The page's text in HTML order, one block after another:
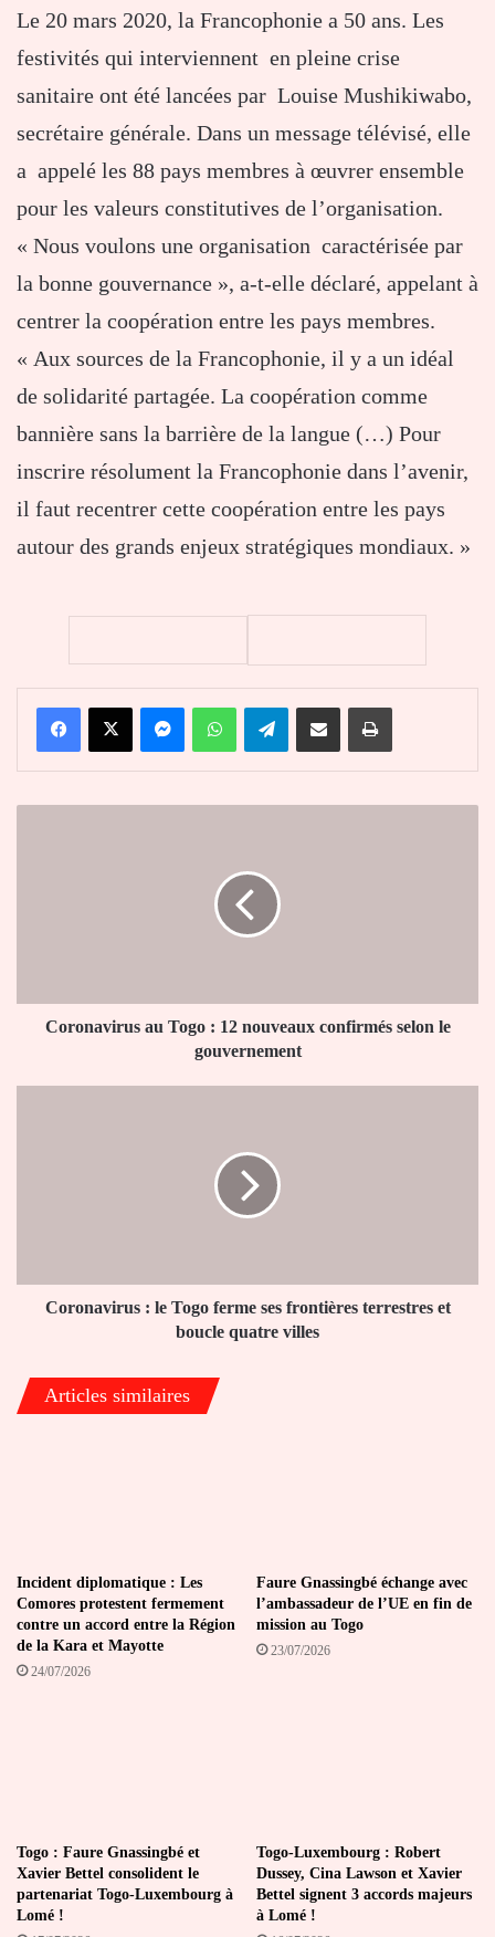
Le 20 mars 2020, la Francophonie a 50 ans. Les
festivités qui interviennent en pleine crise
sanitaire ont été lancées par Louise Mushikiwabo,
secrétaire générale. Dans un message télévisé, elle
a appelé les 88 pays membres à œuvrer ensemble
pour les valeurs constitutives de l’organisation.
« Nous voulons une organisation caractérisée par
la bonne gouvernance », a-t-elle déclaré, appelant à
centrer la coopération entre les pays membres.
« Aux sources de la Francophonie, il y a un idéal
de solidarité partagée. La coopération comme
bannière sans la barrière de la langue (…) Pour
inscrire résolument la Francophonie dans l’avenir,
il faut recentrer cette coopération entre les pays
autour des grands enjeux stratégiques mondiaux. »
FacebookX MessengerWhatsAppTelegramPartager par email Imprimer
le
gouvernement
Coronavirus au Togo : 12 nouveaux confirmés selon le
gouvernement
et
boucleCoronavirus : le Togo ferme ses frontières terrestres et
boucle quatre villes
Articles similaires
Incident diplomatique : Les
Comores protestent fermement
contre un accord entre la Région
de la Kara et Mayotte
24/07/2026
Faure Gnassingbé échange avec
l’ambassadeur de l’UE en fin de
mission au Togo
23/07/2026
Togo : Faure Gnassingbé et
Xavier Bettel consolident le
partenariat Togo-Luxembourg à
Lomé !
Togo-Luxembourg : Robert
Dussey, Cina Lawson et Xavier
Bettel signent 3 accords majeurs
à Lomé !